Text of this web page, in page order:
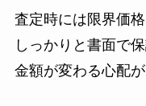
査定時には限界価
しっかりと書面で
金額が変わる心配が